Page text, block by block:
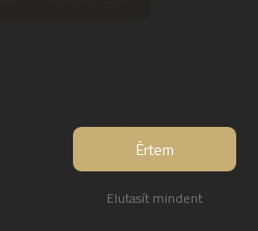
Értem
Elutasít mindent